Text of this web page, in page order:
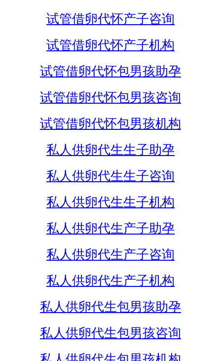
试管借卵代怀产子咨询
试管借卵代怀产子机构
试管借卵代怀包男孩助孕
试管借卵代怀包男孩咨询
试管借卵代怀包男孩机构
私人供卵代生生子助孕
私人供卵代生生子咨询
私人供卵代生生子机构
私人供卵代生产子助孕
私人供卵代生产子咨询
私人供卵代生产子机构
私人供卵代生包男孩助孕
私人供卵代生包男孩咨询